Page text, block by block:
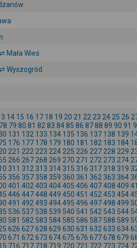
Mała Wieś
Wyszogród
14 15 16 17 18 19 20 21 22 23 24 25 26
78 79 80 81 82 83 8485 86 8788 89 90 91
131 132 133 134 135 136 137 138 139
176 177 178 179 180 181 182 183 184
221 222 223 224 225 226 227 228 229
266 267 268 269 270 271 272 273 274
311 312 313 314 315 316 317 318 319
356 357 358 359 360 361 362 363 364
401 402 403 404405 406 407408 409
446 447448 449 450 451 452 453 454
491 492 493 494495 496 497498 499
536 537 538 539 540 541 542 543 544
581 582 583 584 585 586 587 588 589
626 627628 629 630 631 632 633 634
671 672 673 674675 676 677678 679
716 717 718 719 720 721 722 723 724